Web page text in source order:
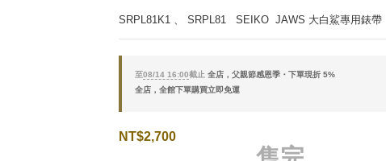
SRPL81K1 、 SRPL81   SEIKO  JAWS 大白鯊專用錶帶
至08/14 16:00截止 全店，父親節感恩季・下單現折 5%
全店，全館下單購買立即免運
NT$2,700